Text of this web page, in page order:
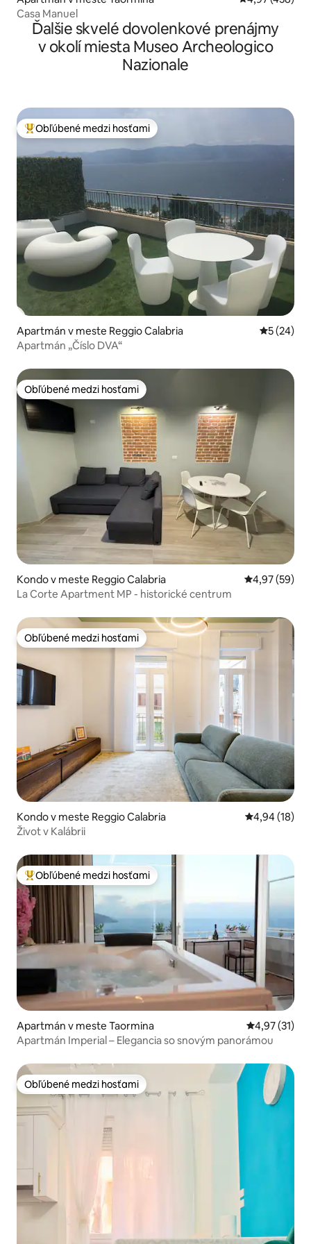
Casa Manuel
Ďalšie skvelé dovolenkové prenájmy
v okolí miesta Museo Archeologico
Nazionale
Najobľúbenejšie medzi hosťami
Obľúbené medzi hosťami
Apartmán v meste Reggio Calabria
5 (24)
Apartmán „Číslo DVA“
Obľúbené medzi hosťami
Obľúbené medzi hosťami
Kondo v meste Reggio Calabria Priemerné
4,97 (59)
La Corte Apartment MP - historické centrum
Obľúbené medzi hosťami
Obľúbené medzi hosťami
Kondo v meste Reggio Calabria Priemerné
4,94 (18)
Život v Kalábrii
Najobľúbenejšie medzi hosťami
Obľúbené medzi hosťami
Apartmán v meste Taormina Priemerné
4,97 (31)
Apartmán Imperial – Elegancia so snovým panorámou
Obľúbené medzi hosťami
Obľúbené medzi hosťami